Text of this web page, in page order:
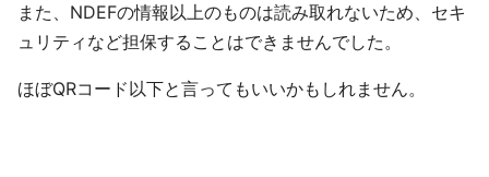
また、NDEFの情報以上のものは読み取れないため、セキ
ュリティなど担保することはできませんでした。
ほぼQRコード以下と言ってもいいかもしれません。